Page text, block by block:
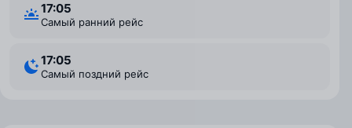
17:05
Самый ранний рейс
17:05
Самый поздний рейс